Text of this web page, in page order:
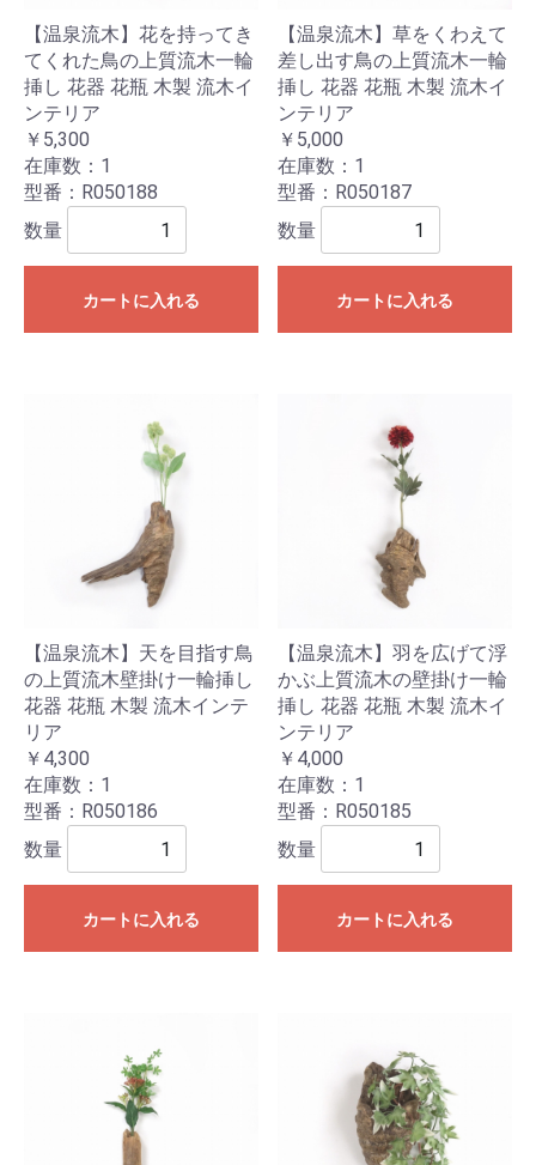
【温泉流木】花を持ってき
てくれた鳥の上質流木一輪
挿し 花器 花瓶 木製 流木イ
ンテリア
￥5,300
在庫数：1
型番：R050188
数量
カートに入れる
【温泉流木】草をくわえて
差し出す鳥の上質流木一輪
挿し 花器 花瓶 木製 流木イ
ンテリア
￥5,000
在庫数：1
型番：R050187
数量
カートに入れる
【温泉流木】天を目指す鳥
の上質流木壁掛け一輪挿し
花器 花瓶 木製 流木インテ
リア
￥4,300
在庫数：1
型番：R050186
数量
カートに入れる
【温泉流木】羽を広げて浮
かぶ上質流木の壁掛け一輪
挿し 花器 花瓶 木製 流木イ
ンテリア
￥4,000
在庫数：1
型番：R050185
数量
カートに入れる